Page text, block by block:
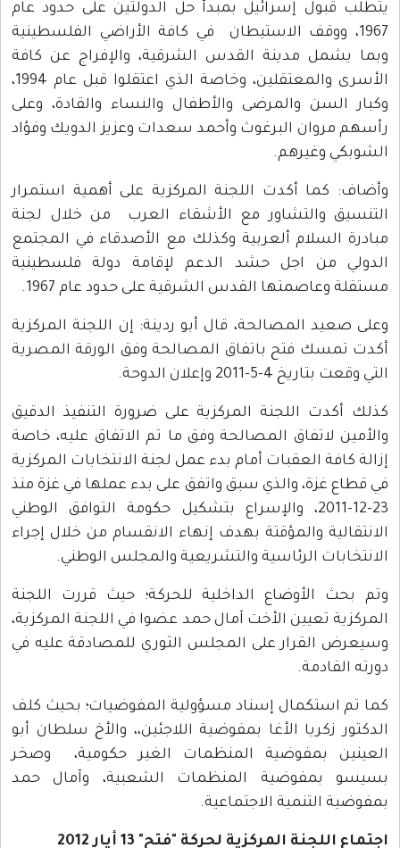
يتطلب قبول إسرائيل بمبدأ حل الدولتين على حدود عام
1967، ووقف الاستيطان في كافة الأراضي الفلسطينية
وبما يشمل مدينة القدس الشرقية، والإفراج عن كافة
الأسرى والمعتقلين، وخاصة الذي اعتقلوا قبل عام 1994،
وكبار السن والمرضى والأطفال والنساء والقادة، وعلى
رأسهم مروان البرغوث وأحمد سعدات وعزيز الدويك وفؤاد
الشوبكي وغيرهم.
وأضاف: كما أكدت اللجنة المركزية على أهمية استمرار
التنسيق والتشاور مع الأشقاء العرب من خلال لجنة
مبادرة السلام ألعربية وكذلك مع الأصدقاء في المجتمع
الدولي من اجل حشد الدعم لإقامة دولة فلسطينية
مستقلة وعاصمتها القدس الشرقية على حدود عام 1967.
وعلى صعيد المصالحة، قال أبو ردينة: إن اللجنة المركزية
أكدت تمسك فتح باتفاق المصالحة وفق الورقة المصرية
التي وقعت بتاريخ 4-5-2011 وإعلان الدوحة.
كذلك أكدت اللجنة المركزية على ضرورة التنفيذ الدقيق
والأمين لاتفاق المصالحة وفق ما تم الاتفاق عليه، خاصة
إزالة كافة العقبات أمام بدء عمل لجنة الانتخابات المركزية
في قطاع غزة، والذي سبق واتفق على بدء عملها في غزة منذ
23-12-2011، والإسراع بتشكيل حكومة التوافق الوطني
الانتقالية والمؤقتة بهدف إنهاء الانقسام من خلال إجراء
الانتخابات الرئاسية والتشريعية والمجلس الوطني.
وتم بحث الأوضاع الداخلية للحركة؛ حيث قررت اللجنة
المركزية تعيين الأخت آمال حمد عضوا في اللجنة المركزية،
وسيعرض القرار على المجلس الثوري للمصادقة عليه في
دورته القادمة.
كما تم استكمال إسناد مسؤولية المفوضيات؛ بحيث كلف
الدكتور زكريا الأغا بمفوضية اللاجئين،، والأخ سلطان أبو
العينين بمفوضية المنظمات الغير حكومية، وصخر
بسيسو بمفوضية المنظمات الشعبية، وآمال حمد
بمفوضية التنمية الاجتماعية.
اجتماع اللجنة المركزية لحركة "فتح" 13 أيار 2012